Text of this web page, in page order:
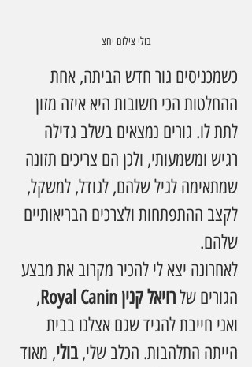
בולי צילום יחצ
כשמכניסים גור חדש הביתה, אחת
ההחלטות הכי חשובות היא איזה מזון
לתת לו. גורים נמצאים בשלב גדילה
רגיש ומשמעותי, ולכן הם צריכים תזונה
שמתאימה לגיל שלהם, לגודל, למשקל,
לקצב ההתפתחות ולצרכים הבריאותיים
שלהם.
לאחרונה יצא לי להכיר מקרוב את מבצע
הגורים של רויאל קנין Royal Canin
,
ואני חייבת להגיד שגם אצלנו בבית
הייתה התלהבות. הכלב שלי, בולי, מאוד